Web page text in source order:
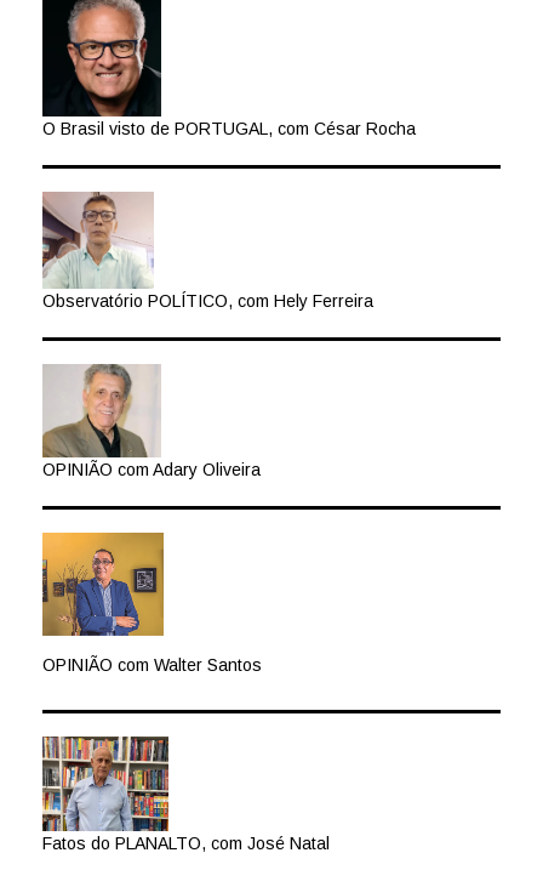
O Brasil visto de PORTUGAL, com César Rocha
Observatório POLÍTICO, com Hely Ferreira
OPINIÃO com Adary Oliveira
OPINIÃO com Walter Santos
Fatos do PLANALTO, com José Natal